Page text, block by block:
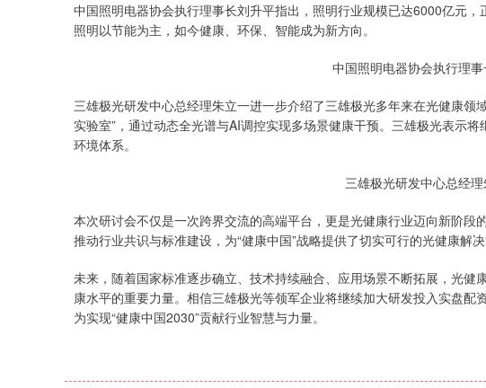
中国照明电器协会执行理事长刘升平指出，照明行业规模已达6000亿元，
照明以节能为主，如今健康、环保、智能成为新方向。
中国照明电器协会执行理
三雄极光研发中心总经理朱立一进一步介绍了三雄极光多年来在光健康
实验室”，通过动态全光谱与AI调控实现多场景健康干预。三雄极光表示
环境体系。
三雄极光研发中心总经
本次研讨会不仅是一次跨界交流的高端平台，更是光健康行业迈向新阶段
推动行业共识与标准建设，为“健康中国”战略提供了切实可行的光健康解决
未来，随着国家标准逐步确立、技术持续融合、应用场景不断拓展，光健
康水平的重要力量。相信三雄极光等领军企业将继续加大研发投入实盘配
为实现“健康中国2030”贡献行业智慧与力量。